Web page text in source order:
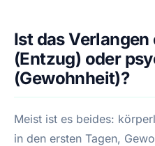
Ist das
(Entzug) oder
(Gewohnheit)?
Meist ist es beides:
in den ersten Tagen,